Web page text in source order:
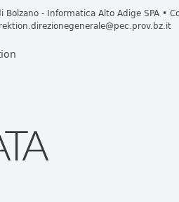
- Informatica Alto Adige SPA •